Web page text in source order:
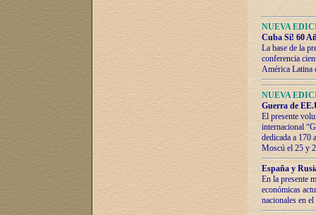
NUEVA
Cuba Sí! 60
La base de la
conferencia
América Latina
NUEVA
Guerra de
El presente
internacional
dedicada a 170
Moscú el 25 y
España y
En la presente
económicas
nacionales en